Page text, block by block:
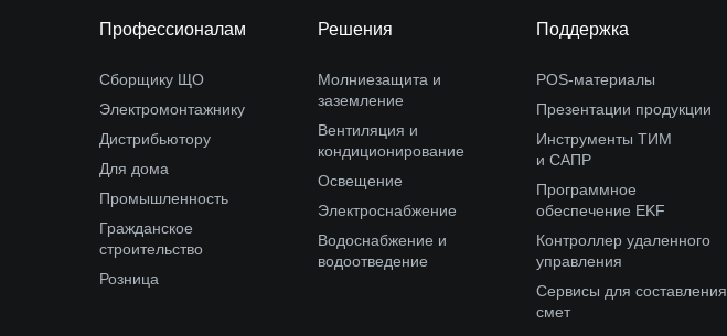
Профессионалам
Сборщику ЩО
Электромонтажнику
Дистрибьютору
Для дома
Промышленность
Гражданское
строительство
Розница
Решения
Молниезащита и
заземление
Вентиляция и
кондиционирование
Освещение
Электроснабжение
Водоснабжение и
водоотведение
Поддержка
POS-материалы
Презентации продукции
Инструменты ТИМ
и САПР
Программное
обеспечение EKF
Контроллер удаленного
управления
Сервисы для составления
смет